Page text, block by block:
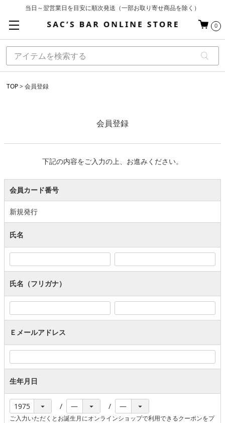
当日～翌営業日を目安に順次発送（一部お取り寄せ商品を除く）
基本配送料 ¥550(沖縄・離島を除く)
0
TOP 会員登録
会員登録
下記の内容をご入力の上、お進みください。
会員カード番号
新規発行
氏名
氏名（フリガナ）
Ｅメールアドレス
生年月日
ご入力いただくとお誕生月にオンラインショップで利用できるクーポンをプ